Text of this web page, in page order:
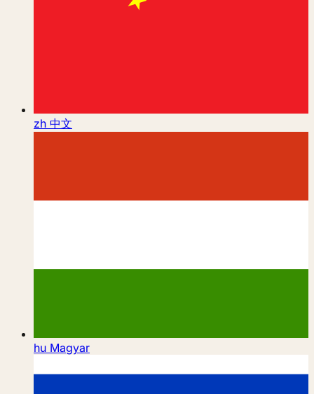
zh 中文
hu Magyar